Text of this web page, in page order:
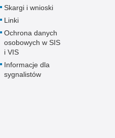
Skargi i wnioski
Linki
Ochrona danych
osobowych w SIS
i VIS
Informacje dla
sygnalistów